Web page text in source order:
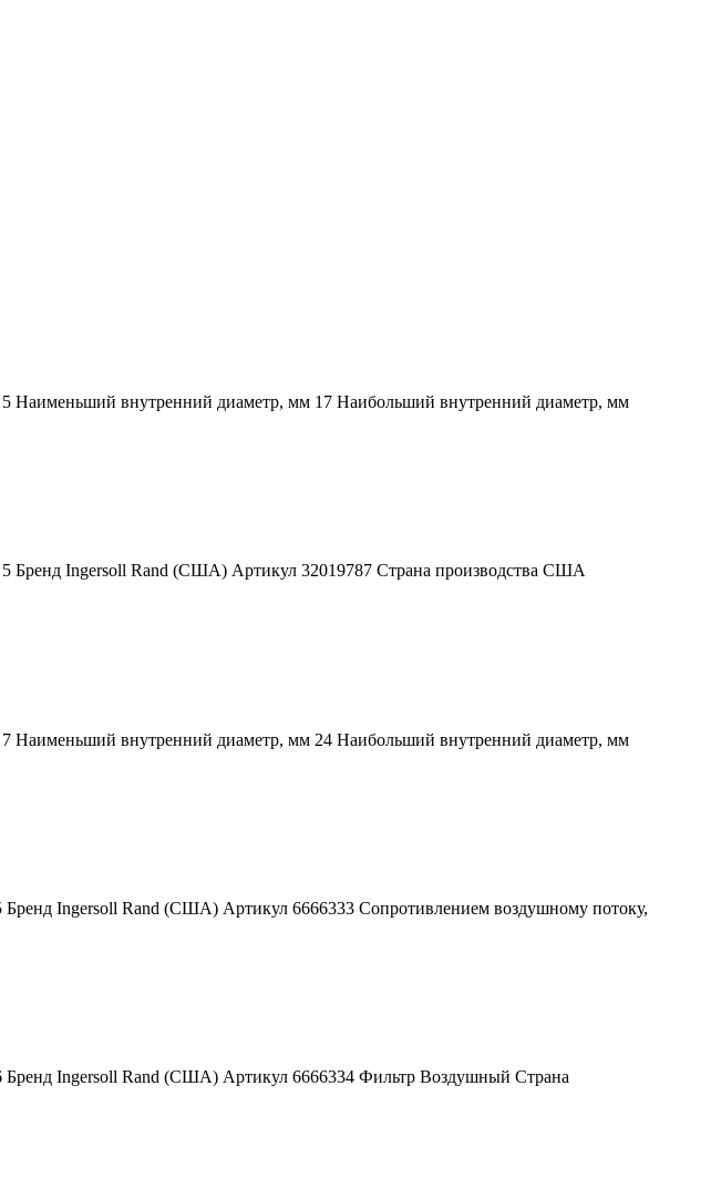
Наименьший внутренний диаметр, мм 17 Наибольший внутренний диаметр, мм
Бренд Ingersoll Rand (США) Артикул 32019787 Страна производства США
Наименьший внутренний диаметр, мм 24 Наибольший внутренний диаметр, мм
Ingersoll Rand (США) Артикул 6666333 Сопротивлением воздушному потоку,
Бренд Ingersoll Rand (США) Артикул 6666334 Фильтр Воздушный Страна